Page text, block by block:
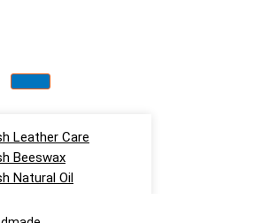
Leather Care
Beeswax
Natural Oil